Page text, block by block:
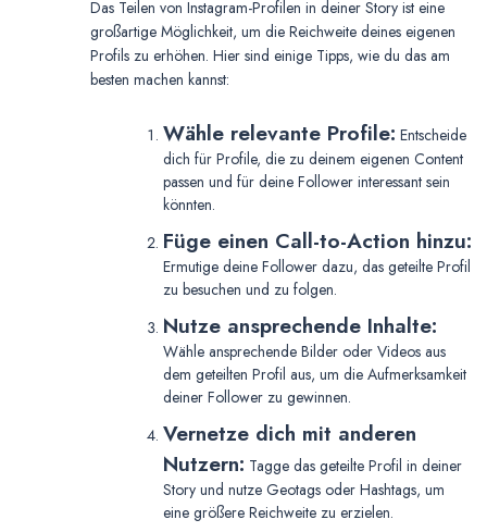
Das Teilen von Instagram-Profilen in deiner Story ist eine
großartige Möglichkeit, um die Reichweite deines eigenen
Profils zu erhöhen. Hier sind einige Tipps, wie du das am
besten machen kannst:
Wähle relevante Profile: Entscheide
dich für Profile, die zu deinem eigenen Content
passen und für deine Follower interessant sein
könnten.
Füge einen Call-to-Action hinzu:
Ermutige deine Follower dazu, das geteilte Profil
zu besuchen und zu folgen.
Nutze ansprechende Inhalte:
Wähle ansprechende Bilder oder Videos aus
dem geteilten Profil aus, um die Aufmerksamkeit
deiner Follower zu gewinnen.
Vernetze dich mit anderen
Nutzern: Tagge das geteilte Profil in deiner
Story und nutze Geotags oder Hashtags, um
eine größere Reichweite zu erzielen.